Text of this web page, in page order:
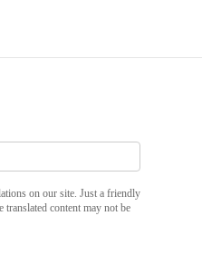
on our site. Just a friendly
translated content may not be